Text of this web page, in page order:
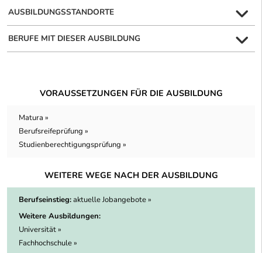
AUSBILDUNGSSTANDORTE
BERUFE MIT DIESER AUSBILDUNG
VORAUSSETZUNGEN FÜR DIE AUSBILDUNG
Matura »
Berufsreifeprüfung »
Studienberechtigungsprüfung »
WEITERE WEGE NACH DER AUSBILDUNG
Berufseinstieg:aktuelle Jobangebote »
Weitere Ausbildungen:
Universität »
Fachhochschule »